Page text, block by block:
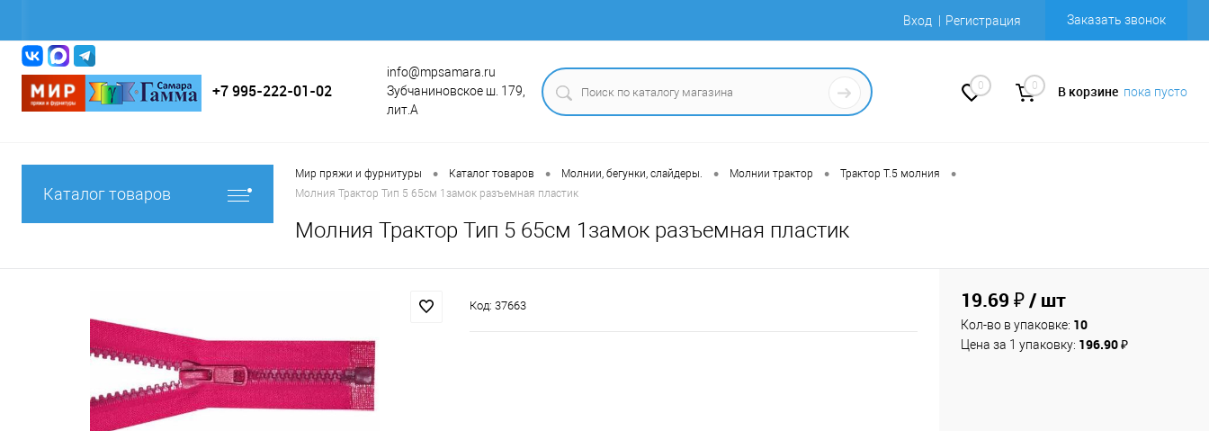
Вход Регистрация Заказать звонок
+7 995-222-01-02
info@mpsamara.ru
Зубчаниновское ш. 179,
лит.А
0 0 В корзине пока пусто
Каталог товаров
Мир пряжи и фурнитуры • Каталог товаров • Молнии, бегунки, слайдеры. • Молнии трактор • Трактор Т.5 молния •
Молния Трактор Тип 5 65см 1замок разъемная пластик
Молния Трактор Тип 5 65см 1замок разъемная пластик
Код: 37663 19.69 ₽/ шт
Кол-во в упаковке: 10
Цена за 1 упаковку: 196.90 ₽